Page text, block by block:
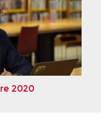
2020